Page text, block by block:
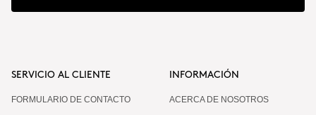
SERVICIO AL CLIENTE
FORMULARIO DE CONTACTO
INFORMACIÓN
ACERCA DE NOSOTROS